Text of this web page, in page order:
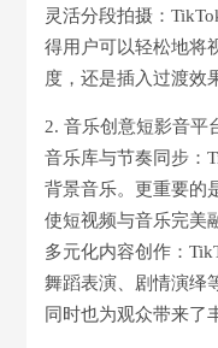
灵活分段拍摄：
得用户可以轻松地将
度，还是插入过渡效
2. 音乐创意短影音平
音乐库与节奏同步：
背景音乐。更重要的
使短视频与音乐完美
多元化内容创作：
舞蹈表演、剧情演绎
同时也为观众带来了